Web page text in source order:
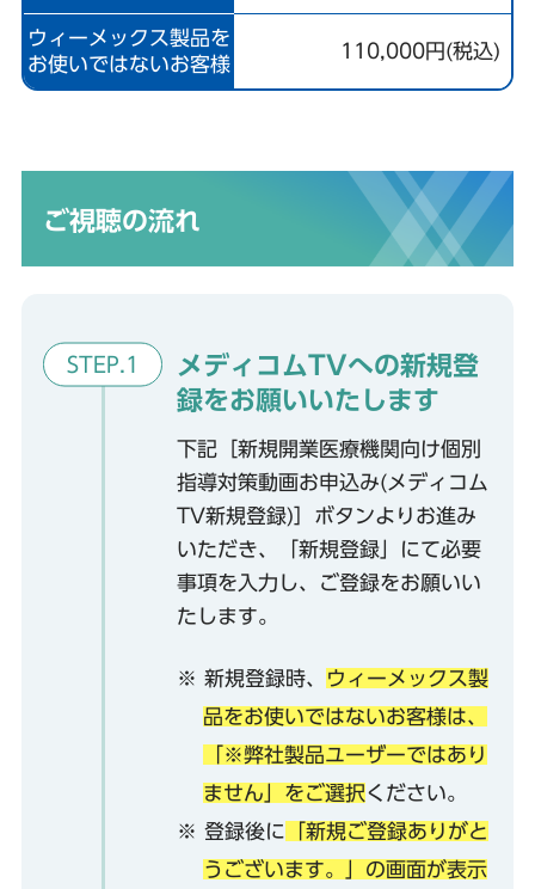
ウィーメックス製品を
お使いではないお客様
110,000円(税込)
ご視聴の流れ
STEP.1
メディコムTVへの新規登
録をお願いいたします
下記［新規開業医療機関向け個別
指導対策動画お申込み(メディコム
TV新規登録)］ボタンよりお進み
いただき、「新規登録」にて必要
事項を入力し、ご登録をお願いい
たします。
※ 新規登録時、
ウィーメックス製
品をお使いではないお客様は、
「※弊社製品ユーザーではあり
ません」をご選択ください。
※ 登録後に 「新規ご登録ありがと
うございます。」の画面が表示